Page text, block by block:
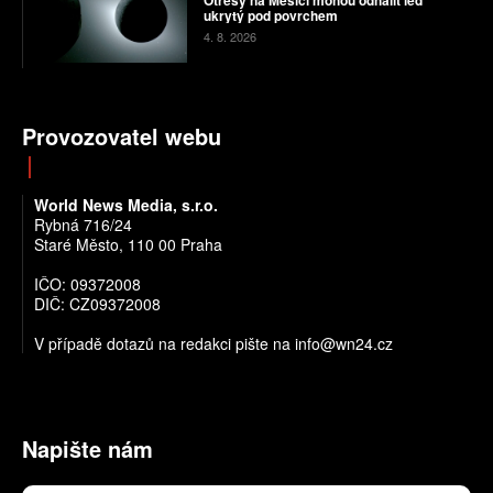
ukrytý pod povrchem
4. 8. 2026
Provozovatel webu
World News Media, s.r.o.
Rybná 716/24
Staré Město, 110 00 Praha
IČO: 09372008
DIČ: CZ09372008
V případě dotazů na redakci pište na info@wn24.cz
Napište nám